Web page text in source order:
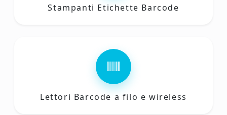
Stampanti Etichette Barcode
Lettori Barcode a filo e wireless